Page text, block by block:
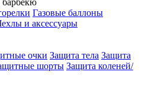
барбекю
Газовые баллоны
и аксессуары
очки Защита тела Защита
шорты Защита коленей/